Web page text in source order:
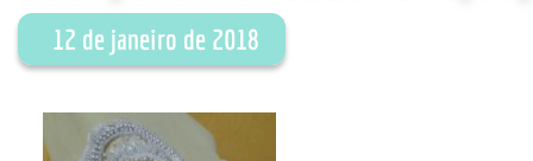
12 de janeiro de 2018